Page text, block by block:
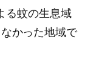
る蚊の生息域
かった地域で